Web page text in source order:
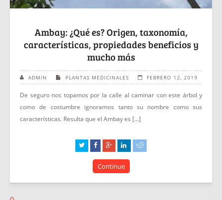
Ambay: ¿Qué es? Origen, taxonomía,
características, propiedades beneficios y
mucho más
ADMIN PLANTAS MEDICINALES FEBRERO 12, 2019
De seguro nos topamos por la calle al caminar con este árbol y
como de costumbre ignoramos tanto su nombre como sus
características. Resulta que el Ambay es [...]
Continue